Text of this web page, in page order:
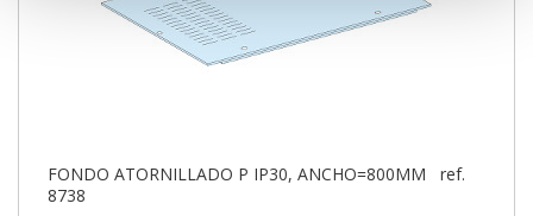
FONDO ATORNILLADO P IP30, ANCHO=800MM ref.
8738